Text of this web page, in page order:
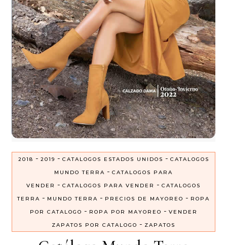
2018 - 2019 - CATALOGOS ESTADOS UNIDOS - CATALOGOS
MUNDO TERRA - CATALOGOS PARA
VENDER
- CATALOGOS PARA VENDER - CATALOGOS
TERRA - MUNDO TERRA - PRECIOS DE MAYOREO - ROPA
POR CATALOGO - ROPA POR MAYOREO - VENDER
ZAPATOS POR CATALOGO - ZAPATOS